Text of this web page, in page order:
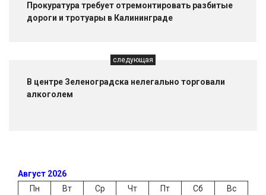
Прокуратура требует отремонтировать разбитые
дороги и тротуары в Калининграде
следующая
В центре Зеленоградска нелегально торговали
алкоголем
Август 2026
Пн
Вт Ср Чт Пт Сб Вс